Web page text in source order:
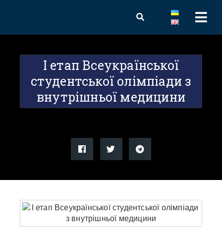
І етап Всеукраїнської
студентської олімпіади з
внутрішньої медицини